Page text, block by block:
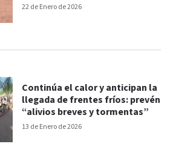
22 de Enero de 2026
13 de Enero de 2026
Continúa el calor y anticipan la
llegada de frentes fríos: prevén
“alivios breves y tormentas”